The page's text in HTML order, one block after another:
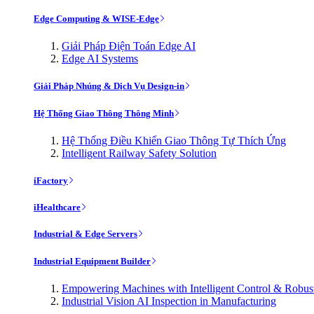
Edge Computing & WISE-Edge
Giải Pháp Điện Toán Edge AI
Edge AI Systems
Giải Pháp Nhúng & Dịch Vụ Design-in
Hệ Thống Giao Thông Thông Minh
Hệ Thống Điều Khiển Giao Thông Tự Thích Ứng
Intelligent Railway Safety Solution
iFactory
iHealthcare
Industrial & Edge Servers
Industrial Equipment Builder
Empowering Machines with Intelligent Control &
Industrial Vision AI Inspection in Manufacturing